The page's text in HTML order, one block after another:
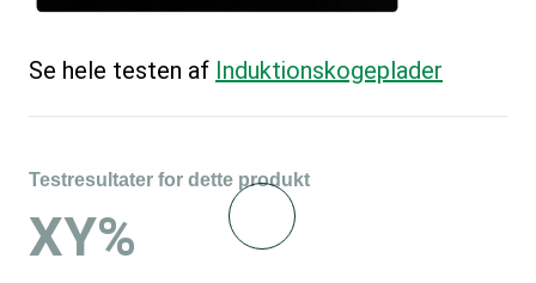
Se hele testen af Induktions­kogeplader
Testresultater for dette produkt
XY%